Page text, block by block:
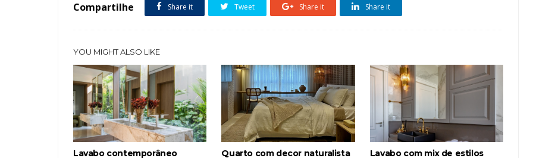
Compartilhe Share it Tweet Share it Share it
YOU MIGHT ALSO LIKE
Lavabo contemporâneo Quarto com decor naturalista Lavabo com mix de estilos